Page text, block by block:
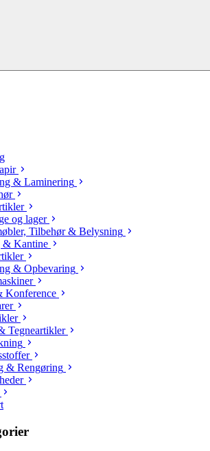
& Laminering
og lager
Tilbehør & Belysning
& Kantine
& Opbevaring
Konference
Tegneartikler
& Rengøring